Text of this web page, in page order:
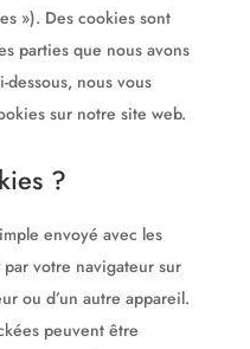
»). Des cookies sont
parties que nous avons
nous vous
sur notre site web.
?
envoyé avec les
votre navigateur sur
ou d’un autre appareil.
peuvent être